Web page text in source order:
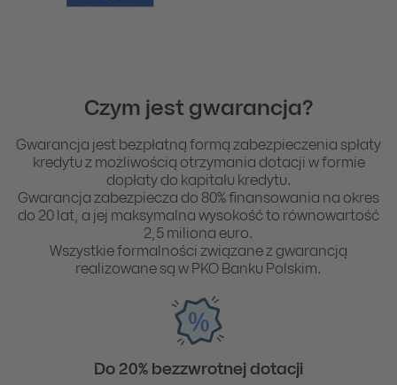
Czym jest gwarancja?
Gwarancja jest bezpłatną formą zabezpieczenia spłaty
kredytu z możliwością otrzymania dotacji w formie
dopłaty do kapitału kredytu.
Gwarancja zabezpiecza do 80% finansowania na okres
do 20 lat, a jej maksymalna wysokość to równowartość
2,5 miliona euro.
Wszystkie formalności związane z gwarancją
realizowane są w PKO Banku Polskim.
Do 20% bezzwrotnej dotacji